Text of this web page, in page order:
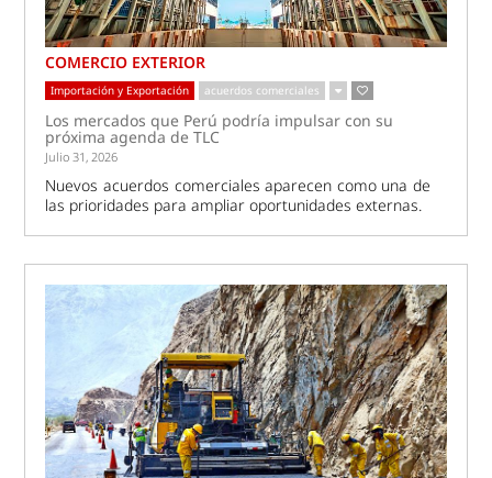
COMERCIO EXTERIOR
Importación y Exportación acuerdos comerciales
Los mercados que Perú podría impulsar con su
próxima agenda de TLC
Julio 31, 2026
Nuevos acuerdos comerciales aparecen como una de
las prioridades para ampliar oportunidades externas.